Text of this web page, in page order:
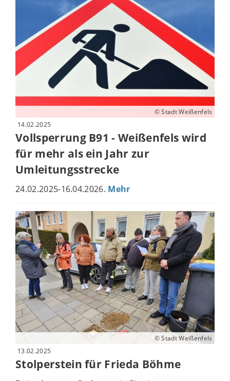
© Stadt Weißenfels
14.02.2025
Vollsperrung B91 - Weißenfels wird
für mehr als ein Jahr zur
Umleitungsstrecke
24.02.2025-16.04.2026. Mehr
© Stadt Weißenfels
13.02.2025
Stolperstein für Frieda Böhme